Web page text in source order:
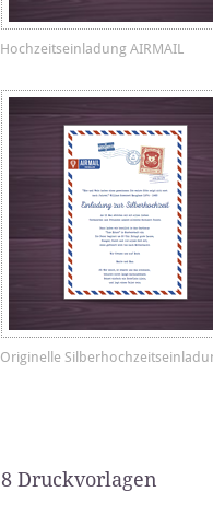
Hochzeitseinladung AIRMAIL
Originelle
8 Druckvorlagen